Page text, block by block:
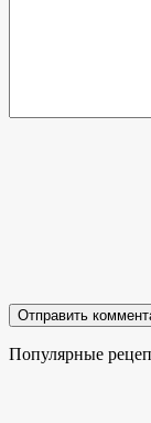
Популярные